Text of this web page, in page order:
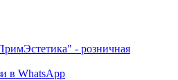
- розничная
в WhatsApp